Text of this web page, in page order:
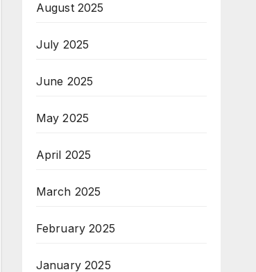
August 2025
July 2025
June 2025
May 2025
April 2025
March 2025
February 2025
January 2025